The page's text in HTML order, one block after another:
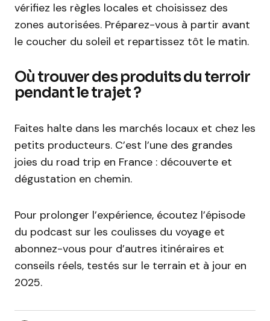
vérifiez les règles locales et choisissez des
zones autorisées. Préparez-vous à partir avant
le coucher du soleil et repartissez tôt le matin.
Où trouver des produits du terroir
pendant le trajet ?
Faites halte dans les marchés locaux et chez les
petits producteurs. C’est l’une des grandes
joies du road trip en France : découverte et
dégustation en chemin.
Pour prolonger l’expérience, écoutez l’épisode
du podcast sur les coulisses du voyage et
abonnez-vous pour d’autres itinéraires et
conseils réels, testés sur le terrain et à jour en
2025.